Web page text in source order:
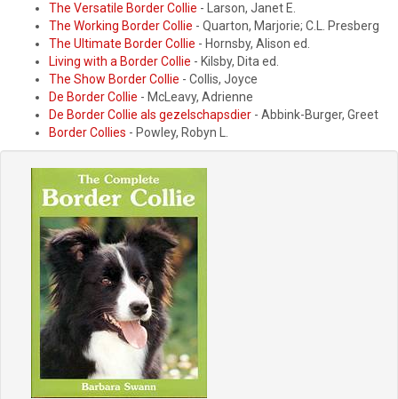
The Versatile Border Collie - Larson, Janet E.
The Working Border Collie - Quarton, Marjorie; C.L. Presberg
The Ultimate Border Collie - Hornsby, Alison ed.
Living with a Border Collie - Kilsby, Dita ed.
The Show Border Collie - Collis, Joyce
De Border Collie - McLeavy, Adrienne
De Border Collie als gezelschapsdier - Abbink-Burger, Greet
Border Collies - Powley, Robyn L.